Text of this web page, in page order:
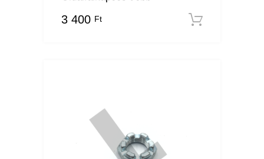
3 400 Ft